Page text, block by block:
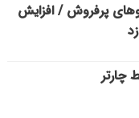
پرفروش / افزایش